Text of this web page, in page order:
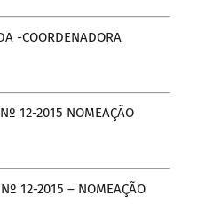
-COORDENADORA
12-2015 NOMEAÇÃO
12-2015 – NOMEAÇÃO